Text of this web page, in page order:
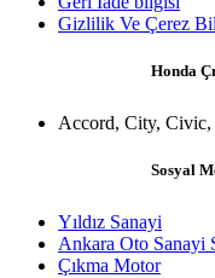
Gizlilik Ve Çerez
Honda
Accord, City, Civic,
Sosyal
Yıldız Sanayi
Ankara Oto Sanayi
Çıkma Motor